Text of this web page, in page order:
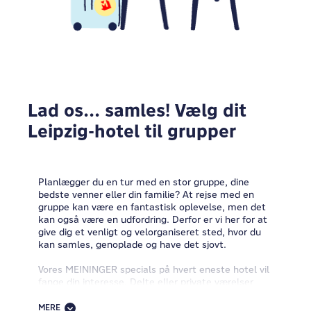
Lad os... samles! Vælg dit
Leipzig-hotel til grupper
Planlægger du en tur med en stor gruppe, dine
bedste venner eller din familie? At rejse med en
gruppe kan være en fantastisk oplevelse, men det
kan også være en udfordring. Derfor er vi her for at
give dig et venligt og velorganiseret sted, hvor du
kan samles, genoplade og have det sjovt.
Vores MEININGER specials på hvert eneste hotel vil
fange din interesse. Delte eller private værelser
fællesområder, venlige vibes, spillezoner,
MERE